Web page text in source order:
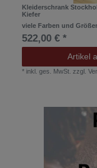
Kleiderschrank
Kiefer
viele Farben und
522,00 € *
Artikel
* inkl. ges. MwSt. zzgl.